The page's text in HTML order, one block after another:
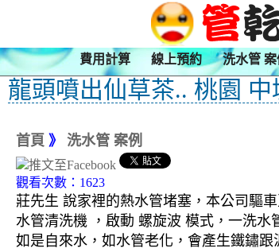
費用計算 線上預約 洗水管 案
龍頭噴出仙草茶.. 桃園
首頁 》 洗水管 案例
觀看次數：1623
莊先生 說家裡的熱水管堵塞，本公司驅
水管清洗機 ，啟動 螺旋波 模式，一洗水
如是自來水，如水管老化，會產生鐵鏽